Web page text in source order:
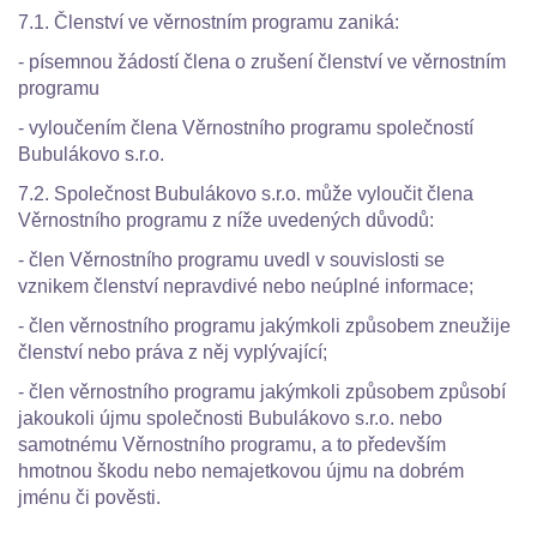
7.1. Členství ve věrnostním programu zaniká:
- písemnou žádostí člena o zrušení členství ve věrnostním
programu
- vyloučením člena Věrnostního programu společností
Bubulákovo s.r.o.
7.2. Společnost Bubulákovo s.r.o. může vyloučit člena
Věrnostního programu z níže uvedených důvodů:
- člen Věrnostního programu uvedl v souvislosti se
vznikem členství nepravdivé nebo neúplné informace;
- člen věrnostního programu jakýmkoli způsobem zneužije
členství nebo práva z něj vyplývající;
- člen věrnostního programu jakýmkoli způsobem způsobí
jakoukoli újmu společnosti Bubulákovo s.r.o. nebo
samotnému Věrnostního programu, a to především
hmotnou škodu nebo nemajetkovou újmu na dobrém
jménu či pověsti.